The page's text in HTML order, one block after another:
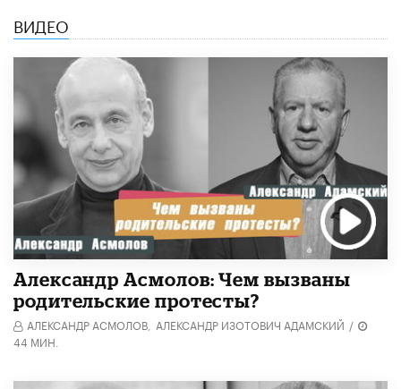
ВИДЕО
Александр Асмолов: Чем вызваны
родительские протесты?
АЛЕКСАНДР АСМОЛОВ, АЛЕКСАНДР ИЗОТОВИЧ АДАМСКИЙ /
44 МИН.